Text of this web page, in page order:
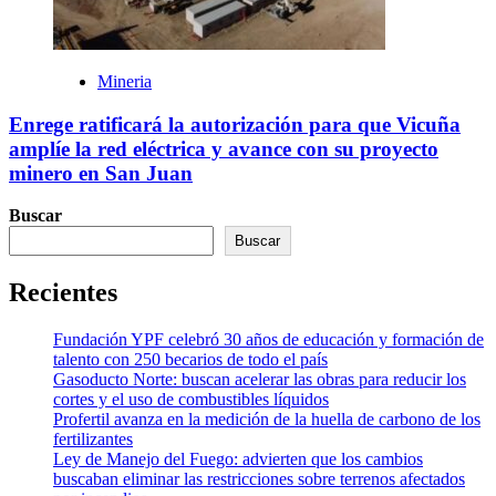
Mineria
Enrege ratificará la autorización para que Vicuña
amplíe la red eléctrica y avance con su proyecto
minero en San Juan
Buscar
Buscar
Recientes
Fundación YPF celebró 30 años de educación y formación de
talento con 250 becarios de todo el país
Gasoducto Norte: buscan acelerar las obras para reducir los
cortes y el uso de combustibles líquidos
Profertil avanza en la medición de la huella de carbono de los
fertilizantes
Ley de Manejo del Fuego: advierten que los cambios
buscaban eliminar las restricciones sobre terrenos afectados